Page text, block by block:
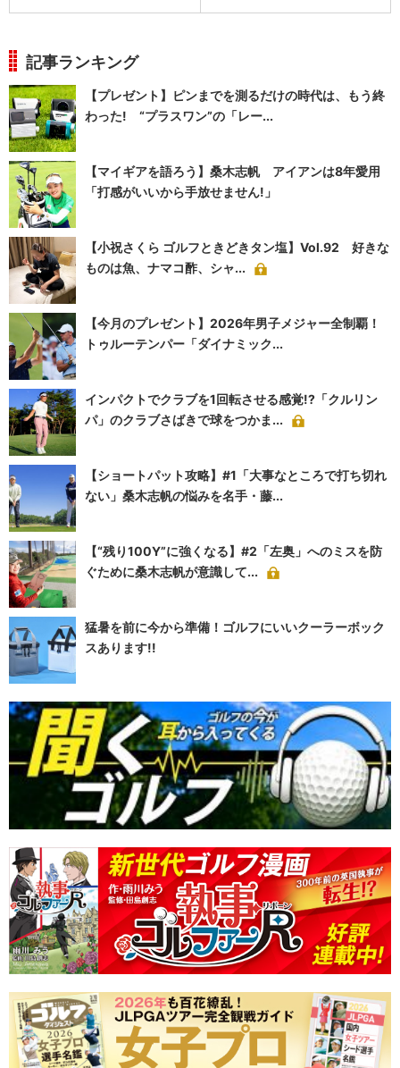
記事ランキング
【プレゼント】ピンまでを測るだけの時代は、もう終
わった! “プラスワン”の「レー...
【マイギアを語ろう】桑木志帆 アイアンは8年愛用
「打感がいいから手放せません!」
【小祝さくら ゴルフときどきタン塩】Vol.92 好きな
ものは魚、ナマコ酢、シャ...
【今月のプレゼント】2026年男子メジャー全制覇！
トゥルーテンパー「ダイナミック...
インパクトでクラブを1回転させる感覚!?「クルリン
パ」のクラブさばきで球をつかま...
【ショートパット攻略】#1「大事なところで打ち切れ
ない」桑木志帆の悩みを名手・藤...
【“残り100Y”に強くなる】#2「左奥」へのミスを防
ぐために桑木志帆が意識して...
猛暑を前に今から準備！ゴルフにいいクーラーボック
スあります!!